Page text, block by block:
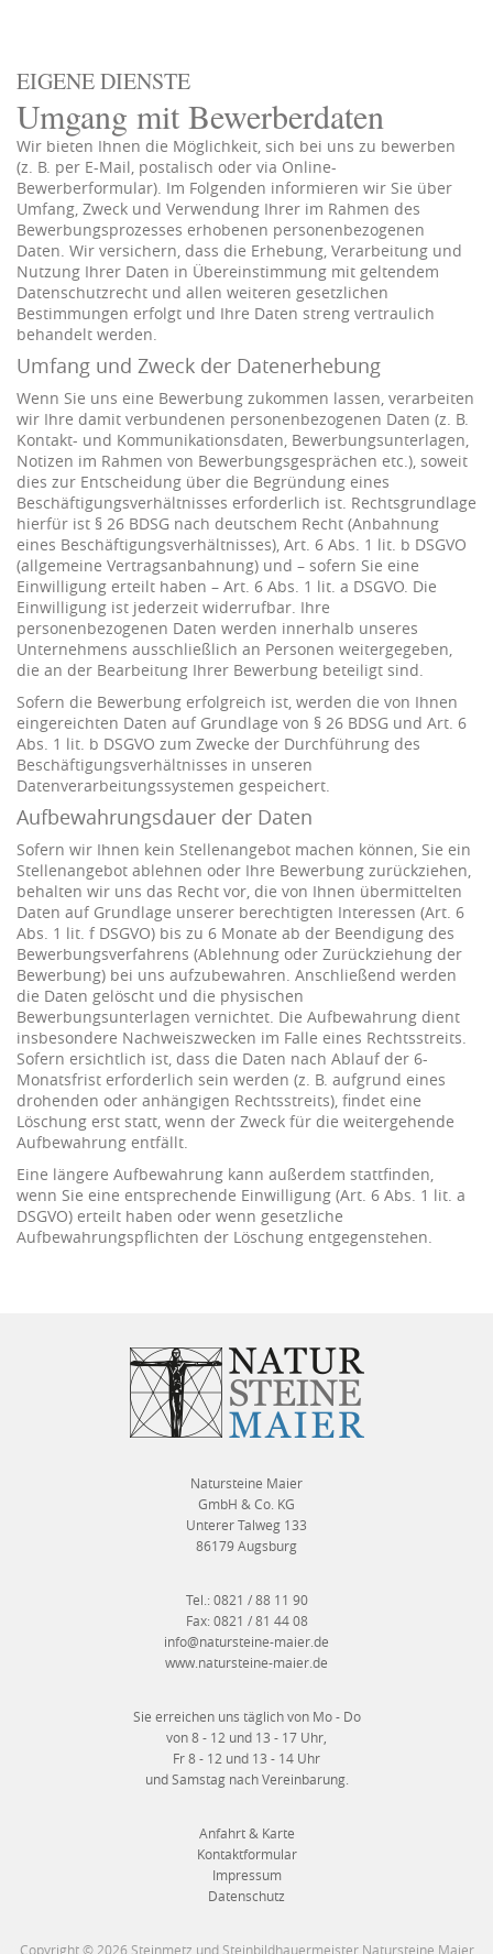
EIGENE DIENSTE
Umgang mit Bewerberdaten
Wir bieten Ihnen die Möglichkeit, sich bei uns zu bewerben
(z. B. per E-Mail, postalisch oder via Online-
Bewerberformular). Im Folgenden informieren wir Sie über
Umfang, Zweck und Verwendung Ihrer im Rahmen des
Bewerbungsprozesses erhobenen personenbezogenen
Daten. Wir versichern, dass die Erhebung, Verarbeitung und
Nutzung Ihrer Daten in Übereinstimmung mit geltendem
Datenschutzrecht und allen weiteren gesetzlichen
Bestimmungen erfolgt und Ihre Daten streng vertraulich
behandelt werden.
Umfang und Zweck der Datenerhebung
Wenn Sie uns eine Bewerbung zukommen lassen, verarbeiten
wir Ihre damit verbundenen personenbezogenen Daten (z. B.
Kontakt- und Kommunikationsdaten, Bewerbungsunterlagen,
Notizen im Rahmen von Bewerbungsgesprächen etc.), soweit
dies zur Entscheidung über die Begründung eines
Beschäftigungsverhältnisses erforderlich ist. Rechtsgrundlage
hierfür ist § 26 BDSG nach deutschem Recht (Anbahnung
eines Beschäftigungsverhältnisses), Art. 6 Abs. 1 lit. b DSGVO
(allgemeine Vertragsanbahnung) und – sofern Sie eine
Einwilligung erteilt haben – Art. 6 Abs. 1 lit. a DSGVO. Die
Einwilligung ist jederzeit widerrufbar. Ihre
personenbezogenen Daten werden innerhalb unseres
Unternehmens ausschließlich an Personen weitergegeben,
die an der Bearbeitung Ihrer Bewerbung beteiligt sind.
Sofern die Bewerbung erfolgreich ist, werden die von Ihnen
eingereichten Daten auf Grundlage von § 26 BDSG und Art. 6
Abs. 1 lit. b DSGVO zum Zwecke der Durchführung des
Beschäftigungsverhältnisses in unseren
Datenverarbeitungssystemen gespeichert.
Aufbewahrungsdauer der Daten
Sofern wir Ihnen kein Stellenangebot machen können, Sie ein
Stellenangebot ablehnen oder Ihre Bewerbung zurückziehen,
behalten wir uns das Recht vor, die von Ihnen übermittelten
Daten auf Grundlage unserer berechtigten Interessen (Art. 6
Abs. 1 lit. f DSGVO) bis zu 6 Monate ab der Beendigung des
Bewerbungsverfahrens (Ablehnung oder Zurückziehung der
Bewerbung) bei uns aufzubewahren. Anschließend werden
die Daten gelöscht und die physischen
Bewerbungsunterlagen vernichtet. Die Aufbewahrung dient
insbesondere Nachweiszwecken im Falle eines Rechtsstreits.
Sofern ersichtlich ist, dass die Daten nach Ablauf der 6-
Monatsfrist erforderlich sein werden (z. B. aufgrund eines
drohenden oder anhängigen Rechtsstreits), findet eine
Löschung erst statt, wenn der Zweck für die weitergehende
Aufbewahrung entfällt.
Eine längere Aufbewahrung kann außerdem stattfinden,
wenn Sie eine entsprechende Einwilligung (Art. 6 Abs. 1 lit. a
DSGVO) erteilt haben oder wenn gesetzliche
Aufbewahrungspflichten der Löschung entgegenstehen.
Natursteine Maier
GmbH & Co. KG
Unterer Talweg 133
86179 Augsburg
Tel.: 0821 / 88 11 90
Fax: 0821 / 81 44 08
info@natursteine-maier.de
www.natursteine-maier.de
Sie erreichen uns täglich von Mo - Do
von 8 - 12 und 13 - 17 Uhr,
Fr 8 - 12 und 13 - 14 Uhr
und Samstag nach Vereinbarung.
Anfahrt & Karte
Kontaktformular
Impressum
Datenschutz
Copyright © 2026 Steinmetz und Steinbildhauermeister Natursteine Maier